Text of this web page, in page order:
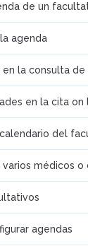
de un
agenda
en la consulta
en la cita
del
varios médicos o
agendas